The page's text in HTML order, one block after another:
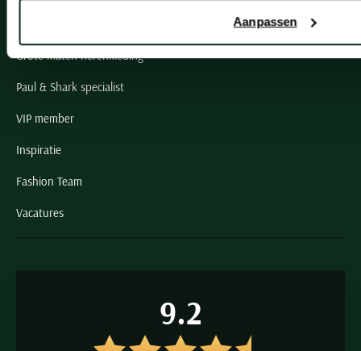
Aanpassen
Grote maten herenkleding
Paul & Shark specialist
VIP member
Inspiratie
Fashion Team
Vacatures
9.2